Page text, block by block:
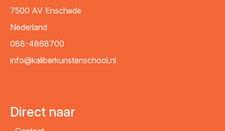
7500 AV Enschede
Nederland
088-4868700
info@kaliberkunstenschool.nl
Direct naar